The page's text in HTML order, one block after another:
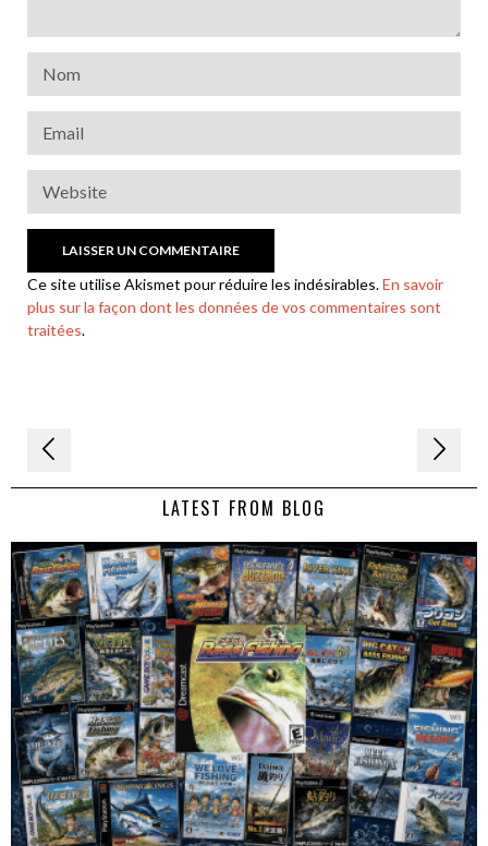
Ce site utilise Akismet pour réduire les indésirables.En savoir
plus sur la façon dont les données de vos commentaires sont
traitées.
Navigation
de LATEST FROM BLOG